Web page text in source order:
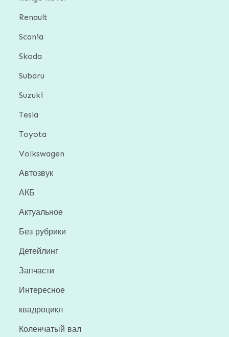
Renault
Scania
Skoda
Subaru
Suzuki
Tesla
Toyota
Volkswagen
Автозвук
АКБ
Актуальное
Без рубрики
Детейлинг
Запчасти
Интересное
квадроцикл
Коленчатый вал